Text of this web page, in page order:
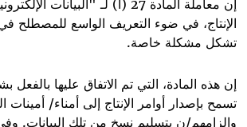
إن معاملة المادة 27 (أ) لـ "البيانات
الإنتاج، في ضوء التعريف الواسع للمصطلح في
تشكل مشكلة خاصة.
إن هذه المادة، التي تم الاتفاق عليها بالفعل
تسمح بإصدار أوامر الإنتاج إلى أمناء/ أمينات
وإلزامهم/ن بتسليم نسخ من تلك البيانات.